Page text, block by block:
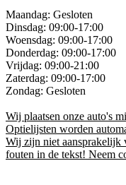
Maandag: Gesloten
Dinsdag: 09:00-17:00
Woensdag: 09:00-17:00
Donderdag: 09:00-17:00
Vrijdag: 09:00-21:00
Zaterdag: 09:00-17:00
Zondag: Gesloten
Wij plaatsen onze auto's
Optielijsten worden
Wij zijn niet aansprakelijk
fouten in de tekst! Neem